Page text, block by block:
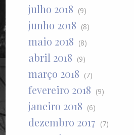
julho 2018 (9)
junho 2018 (8)
maio 2018 (8)
abril 2018 (9)
março 2018 (7)
fevereiro 2018 (9)
janeiro 2018 (6)
dezembro 2017 (7)